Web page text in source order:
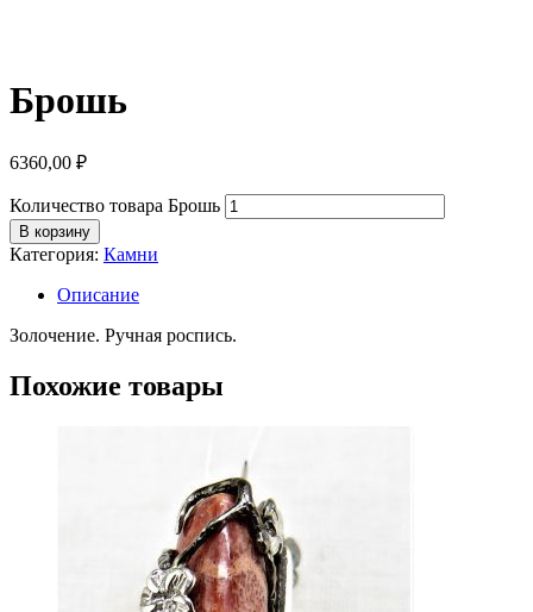
Брошь
6360,00 ₽
Количество товара Брошь
В корзину
Категория: Камни
Описание
Золочение. Ручная роспись.
Похожие товары